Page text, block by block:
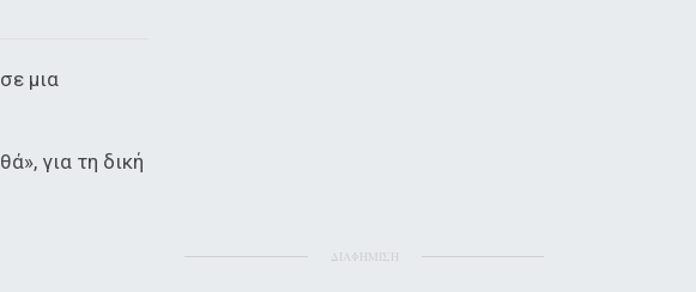
μια
για τη δική
ΔΙΑΦΗΜΙΣΗ